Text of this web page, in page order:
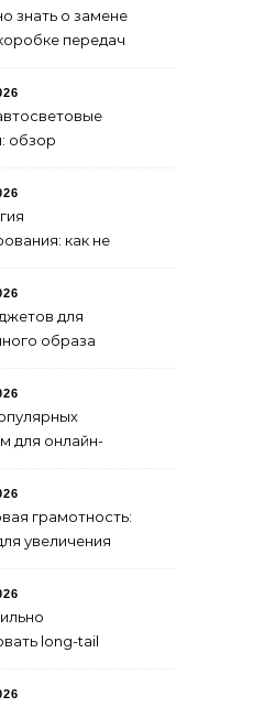
знать о замене
передач
обзор
езды
как не
для
образа
для онлайн-
грамотность:
увеличения
long-tail